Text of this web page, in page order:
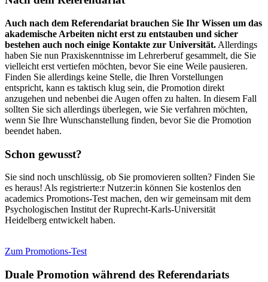
Auch nach dem Referendariat brauchen Sie Ihr Wissen um das
akademische Arbeiten nicht erst zu entstauben und sicher
bestehen auch noch einige Kontakte zur Universität. Allerdings
haben Sie nun Praxiskenntnisse im Lehrerberuf gesammelt, die Sie
vielleicht erst vertiefen möchten, bevor Sie eine Weile pausieren.
Finden Sie allerdings keine Stelle, die Ihren Vorstellungen
entspricht, kann es taktisch klug sein, die Promotion direkt
anzugehen und nebenbei die Augen offen zu halten. In diesem Fall
sollten Sie sich allerdings überlegen, wie Sie verfahren möchten,
wenn Sie Ihre Wunschanstellung finden, bevor Sie die Promotion
beendet haben.
Schon gewusst?
Sie sind noch unschlüssig, ob Sie promovieren sollten? Finden Sie
es heraus! Als registrierte:r Nutzer:in können Sie kostenlos den
academics Promotions-Test machen, den wir gemeinsam mit dem
Psychologischen Institut der Ruprecht-Karls-Universität
Heidelberg entwickelt haben.
Zum Promotions-Test
Duale Promotion während des Referendariats